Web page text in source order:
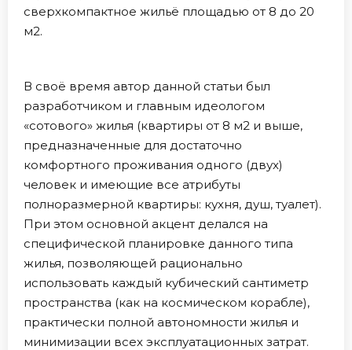
сверхкомпактное жильё площадью от 8 до 20
м2.
В своё время автор данной статьи был
разработчиком и главным идеологом
«сотового» жилья (квартиры от 8 м2 и выше,
предназначенные для достаточно
комфортного проживания одного (двух)
человек и имеющие все атрибуты
полноразмерной квартиры: кухня, душ, туалет).
При этом основной акцент делался на
специфической планировке данного типа
жилья, позволяющей рационально
использовать каждый кубический сантиметр
пространства (как на космическом корабле),
практически полной автономности жилья и
минимизации всех эксплуатационных затрат.